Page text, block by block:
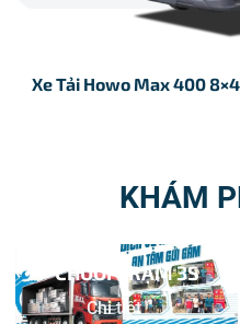
Xe Tải Howo Max 400
KHÁM
CHUỖI TRẠM 3S
Chi tiết